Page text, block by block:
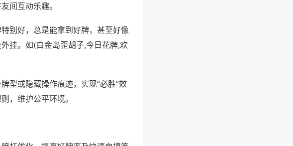
间互动乐趣。
别好，总是能拿到好牌，甚至好像
挂。如(白金岛歪胡子,今日花牌,欢
型或隐藏操作痕迹，实现“必胜”效
，维护公平环境。